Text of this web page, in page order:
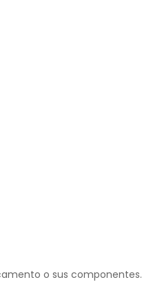
o sus componentes.